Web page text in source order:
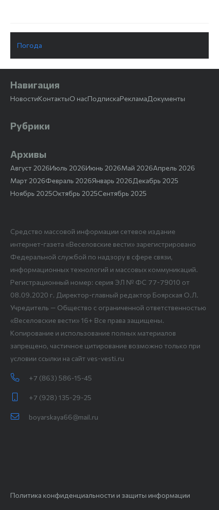
Погода
Навигация
НовостиКонтактыО насПодпискаРекламаДокументы
Рубрики
Архивы
Август 2026Июль 2026Июнь 2026Май 2026Апрель 2026
Март 2026Февраль 2026Январь 2026Декабрь 2025
Ноябрь 2025Октябрь 2025Сентябрь 2025
Средство массовой информации сетевое издание
интернет-газета «Веселовские вести» зарегистрировано
Федеральной службой по надзору в сфере связи,
информационных технологий и массовых коммуникаций.
Регистрационный номер: серия ЭЛ № ФС 77-79010 от
08.09.2020 г. Директор-главный редактор Боярская О.Л.
Учредитель — Общество с ограниченной ответственностью
«Веселовские вести» 16+ Все права защищены.
Копирование и использование полных материалов
запрещено, частичное цитирование возможно только при
условии ссылки на сайт ves-vesti.ru
+7 (863) 586-15-45
+7 (928) 135-29-25
boyarskaya66@mail.ru
Политика конфиденциальности и защиты информации